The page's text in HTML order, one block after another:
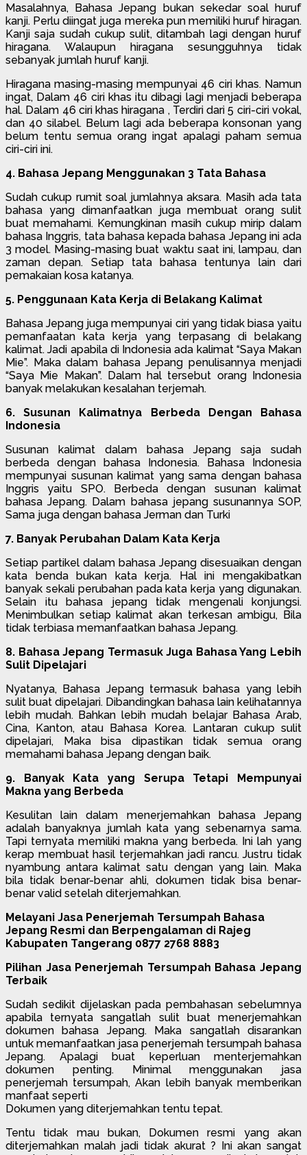
Masalahnya, Bahasa Jepang bukan sekedar soal huruf
kanji. Perlu diingat juga mereka pun memiliki huruf hiragan.
Kanji saja sudah cukup sulit, ditambah lagi dengan huruf
hiragana. Walaupun hiragana sesungguhnya tidak
sebanyak jumlah huruf kanji.
Hiragana masing-masing mempunyai 46 ciri khas. Namun
ingat, Dalam 46 ciri khas itu dibagi lagi menjadi beberapa
hal. Dalam 46 ciri khas hiragana , Terdiri dari 5 ciri-ciri vokal,
dan 40 silabel. Belum lagi ada beberapa konsonan yang
belum tentu semua orang ingat apalagi paham semua
ciri-ciri ini.
4. Bahasa Jepang Menggunakan 3 Tata Bahasa
Sudah cukup rumit soal jumlahnya aksara. Masih ada tata
bahasa yang dimanfaatkan juga membuat orang sulit
buat memahami. Kemungkinan masih cukup mirip dalam
bahasa Inggris, tata bahasa kepada bahasa Jepang ini ada
3 model. Masing-masing buat waktu saat ini, lampau, dan
zaman depan. Setiap tata bahasa tentunya lain dari
pemakaian kosa katanya.
5. Penggunaan Kata Kerja di Belakang Kalimat
Bahasa Jepang juga mempunyai ciri yang tidak biasa yaitu
pemanfaatan kata kerja yang terpasang di belakang
kalimat. Jadi apabila di Indonesia ada kalimat “Saya Makan
Mie”. Maka dalam bahasa Jepang penulisannya menjadi
“Saya Mie Makan”. Dalam hal tersebut orang Indonesia
banyak melakukan kesalahan terjemah.
6. Susunan Kalimatnya Berbeda Dengan Bahasa
Indonesia
Susunan kalimat dalam bahasa Jepang saja sudah
berbeda dengan bahasa Indonesia. Bahasa Indonesia
mempunyai susunan kalimat yang sama dengan bahasa
Inggris yaitu SPO. Berbeda dengan susunan kalimat
bahasa Jepang. Dalam bahasa jepang susunannya SOP,
Sama juga dengan bahasa Jerman dan Turki
7. Banyak Perubahan Dalam Kata Kerja
Setiap partikel dalam bahasa Jepang disesuaikan dengan
kata benda bukan kata kerja. Hal ini mengakibatkan
banyak sekali perubahan pada kata kerja yang digunakan.
Selain itu bahasa jepang tidak mengenali konjungsi.
Menimbulkan setiap kalimat akan terkesan ambigu, Bila
tidak terbiasa memanfaatkan bahasa Jepang.
8. Bahasa Jepang Termasuk Juga Bahasa Yang Lebih
Sulit Dipelajari
Nyatanya, Bahasa Jepang termasuk bahasa yang lebih
sulit buat dipelajari. Dibandingkan bahasa lain kelihatannya
lebih mudah. Bahkan lebih mudah belajar Bahasa Arab,
Cina, Kanton, atau Bahasa Korea. Lantaran cukup sulit
dipelajari, Maka bisa dipastikan tidak semua orang
memahami bahasa Jepang dengan baik.
9. Banyak Kata yang Serupa Tetapi Mempunyai
Makna yang Berbeda
Kesulitan lain dalam menerjemahkan bahasa Jepang
adalah banyaknya jumlah kata yang sebenarnya sama.
Tapi ternyata memiliki makna yang berbeda. Ini lah yang
kerap membuat hasil terjemahkan jadi rancu. Justru tidak
nyambung antara kalimat satu dengan yang lain. Maka
bila tidak benar-benar ahli, dokumen tidak bisa benar-
benar valid setelah diterjemahkan.
Melayani Jasa Penerjemah Tersumpah Bahasa
Jepang Resmi dan Berpengalaman di Rajeg
Kabupaten Tangerang 0877 2768 8883
Pilihan Jasa Penerjemah Tersumpah Bahasa Jepang
Terbaik
Sudah sedikit dijelaskan pada pembahasan sebelumnya
apabila ternyata sangatlah sulit buat menerjemahkan
dokumen bahasa Jepang. Maka sangatlah disarankan
untuk memanfaatkan jasa penerjemah tersumpah bahasa
Jepang. Apalagi buat keperluan menterjemahkan
dokumen penting. Minimal menggunakan jasa
penerjemah tersumpah, Akan lebih banyak memberikan
manfaat seperti
Dokumen yang diterjemahkan tentu tepat.
Tentu tidak mau bukan, Dokumen resmi yang akan
diterjemahkan malah jadi tidak akurat ? Ini akan sangat